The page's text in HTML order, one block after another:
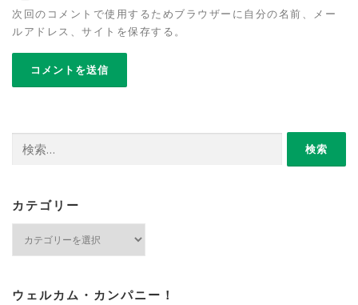
次回のコメントで使用するためブラウザーに自分の名前、メー
ルアドレス、サイトを保存する。
索:
カテゴリー
ー
ウェルカム・カンパニー！